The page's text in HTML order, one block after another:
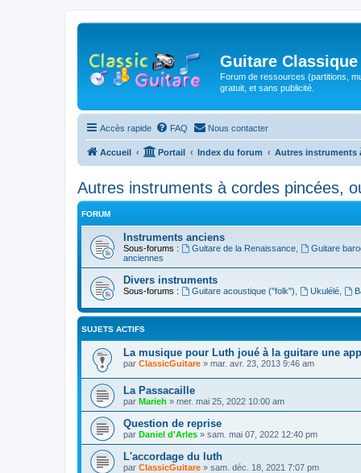
Guitare Classique
Forum de ressources (partitions,
gratuit, et sans publicité.
Accès rapide FAQ Nous contacter
Accueil Portail Index du forum Autres instruments
Autres instruments à cordes pincées,
FORUM
Instruments anciens
Sous-forums : Guitare de la Renaissance, Guitare
anciennes
Divers instruments
Sous-forums : Guitare acoustique ("folk") Ukulélé,
SUJETS ACTIFS
La musique pour Luth joué à la guitare une
par ClassicGuitare » mar. avr. 23, 2013 9:46 am
La Passacaille
par Marieh » mer. mai 25, 2022 10:00 am
Question de reprise
par Daniel d'Arles » sam. mai 07, 2022 12:40 pm
L'accordage du luth
par ClassicGuitare » sam. déc. 18, 2021 7:07 pm